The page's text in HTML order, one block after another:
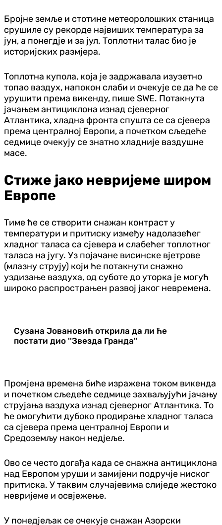
Бројне земље и стотине метеоролошких станица
срушиле су рекорде највиших температура за
јун, а понегдје и за јул. Топлотни талас био је
историјских размјера.
Топлотна купола, која је задржавала изузетно
топао ваздух, напокон слаби и очекује се да ће се
урушити према викенду, пише SWE. Потакнута
јачањем антициклона изнад сјеверног
Атлантика, хладна фронта спушта се са сјевера
према централној Европи, а почетком сљедеће
седмице очекују се знатно хладније ваздушне
масе.
Стиже јако невријеме широм
Европе
Тиме ће се створити снажан контраст у
температури и притиску између надолазећег
хладног таласа са сјевера и слабећег топлотног
таласа на југу. Уз појачане висинске вјетрове
(млазну струју) који ће потакнути снажно
уздизање ваздуха, од суботе до уторка је могућ
широко распрострањен развој јаког невремена.
Сузана Јовановић открила да ли ће
постати дио ''Звезда Гранда''
Промјена времена биће изражена током викенда
и почетком сљедеће седмице захваљујући јачању
струјања ваздуха изнад сјеверног Атлантика. То
ће омогућити дубоко продирање хладног таласа
са сјевера према централној Европи и
Средоземљу након недјеље.
Ово се често догађа када се снажна антициклона
над Европом уруши и замијени подручје ниског
притиска. У таквим случајевима слиједе жестоко
невријеме и освјежење.
У понедјељак се очекује снажан Азорски